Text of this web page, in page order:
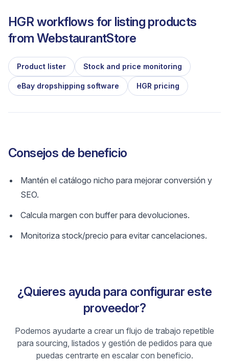
HGR workflows for listing products
from WebstaurantStore
Product lister Stock and price monitoring
eBay dropshipping software HGR pricing
Consejos de beneficio
Mantén el catálogo nicho para mejorar conversión y
SEO.
Calcula margen con buffer para devoluciones.
Monitoriza stock/precio para evitar cancelaciones.
¿Quieres ayuda para configurar este
proveedor?
Podemos ayudarte a crear un flujo de trabajo repetible
para sourcing, listados y gestión de pedidos para que
puedas centrarte en escalar con beneficio.